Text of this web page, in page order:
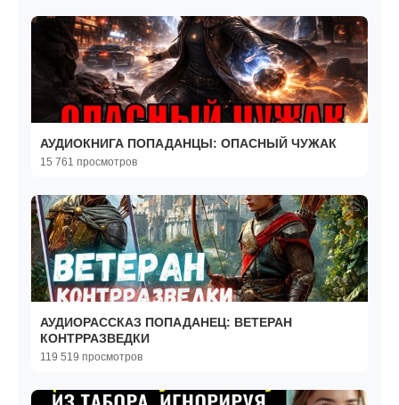
АУДИОКНИГА ПОПАДАНЦЫ: ОПАСНЫЙ ЧУЖАК
15 761 просмотров
АУДИОРАССКАЗ ПОПАДАНЕЦ: ВЕТЕРАН
КОНТРРАЗВЕДКИ
119 519 просмотров